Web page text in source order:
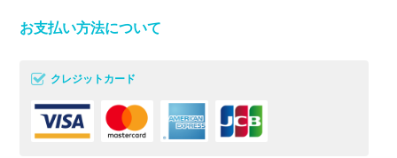
お支払い方法について
クレジットカード